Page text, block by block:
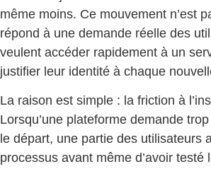
même moins. Ce mouvement n’est
répond à une demande réelle des
veulent accéder rapidement à un
justifier leur identité à chaque
La raison est simple : la friction à
Lorsqu’une plateforme demande
le départ, une partie des utilisateurs
processus avant même d’avoir testé